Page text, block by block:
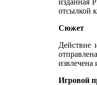
изданная
отсылкой
Сюжет
Действие
извлечена
Игровой